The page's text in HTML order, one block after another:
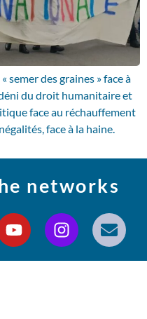
semer des graines » face à
du droit humanitaire et
face au réchauffement
face à la haine.
networks